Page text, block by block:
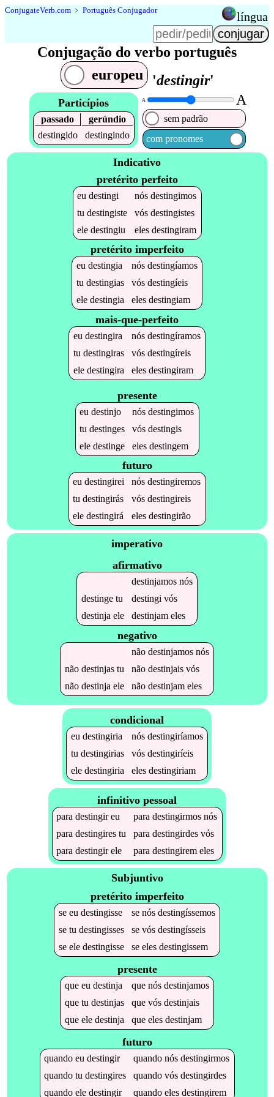
ConjugateVerb.com ﹥ Português Conjugador língua
Conjugação do verbo português
europeu
'destingir'
Particípios
passado
gerúndio
destingido
destingindo
A A
sem padrão
com pronomes
Indicativo
pretérito perfeito
eudestingi nósdestingimos
tudestingiste vósdestingistes
eledestingiu elesdestingiram
pretérito imperfeito
eu destingia nós destingíamos
tu destingias vós destingíeis
ele destingia eles destingiam
mais-que-perfeito
eu destingira nós destingíramos
tu destingiras vós destingíreis
ele destingira eles destingiram
presente
eudestinjo nósdestingimos
tudestinges vósdestingis
eledestinge elesdestingem
futuro
eudestingirei nósdestingiremos
tudestingirás vósdestingireis
eledestingirá elesdestingirão
imperativo
afirmativo
destinjamosnós
destingetu destingi vós
destinja ele destinjameles
negativo
não destinjamosnós
não destinjastu não destinjaisvós
não destinja ele não destinjameles
condicional
eu destingiria nós destingiríamos
tu destingirias vós destingiríeis
ele destingiria eles destingiriam
infinitivo pessoal
paradestingireu paradestingirmos nós
paradestingires tu paradestingirdes vós
paradestingirele paradestingirem eles
Subjuntivo
pretérito imperfeito
se eu destingisse se nós destingíssemos
se tu destingisses se vós destingísseis
se ele destingisse se eles destingissem
presente
que eu destinja que nós destinjamos
que tu destinjas que vós destinjais
que ele destinja que eles destinjam
futuro
quandoeudestingir quandonósdestingirmos
quandotudestingires quandovósdestingirdes
quandoeledestingir quandoelesdestingirem